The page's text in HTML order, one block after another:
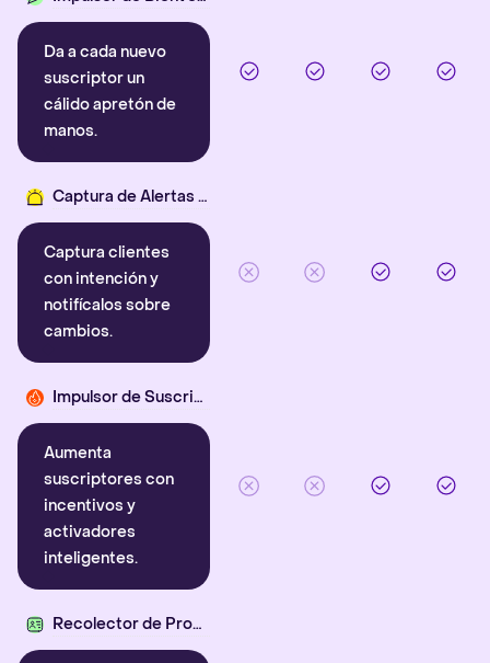
Da a cada nuevo
suscriptor un
cálido apretón de
manos.
Captura de Alertas Inteligentes
Captura clientes
con intención y
notifícalos sobre
cambios.
Impulsor de Suscriptores
Aumenta
suscriptores con
incentivos y
activadores
inteligentes.
Recolector de Propiedades